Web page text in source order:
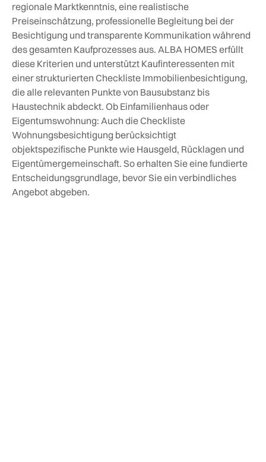
regionale Marktkenntnis, eine realistische
Preiseinschätzung, professionelle Begleitung bei der
Besichtigung und transparente Kommunikation während
des gesamten Kaufprozesses aus. ALBA HOMES erfüllt
diese Kriterien und unterstützt Kaufinteressenten mit
einer strukturierten Checkliste Immobilienbesichtigung,
die alle relevanten Punkte von Bausubstanz bis
Haustechnik abdeckt. Ob Einfamilienhaus oder
Eigentumswohnung: Auch die Checkliste
Wohnungsbesichtigung berücksichtigt
objektspezifische Punkte wie Hausgeld, Rücklagen und
Eigentümergemeinschaft. So erhalten Sie eine fundierte
Entscheidungsgrundlage, bevor Sie ein verbindliches
Angebot abgeben.